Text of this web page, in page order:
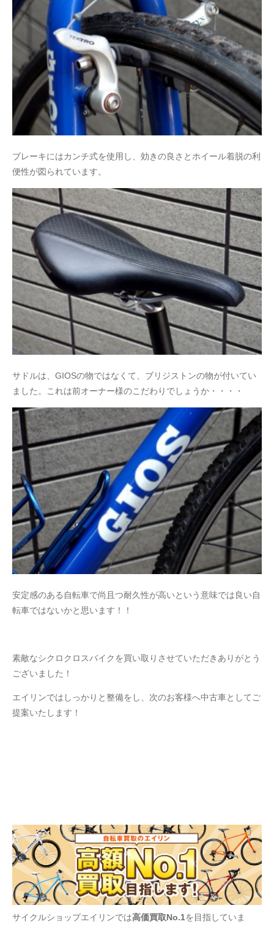
ブレーキにはカンチ式を使用し、効きの良さとホイール着脱の利
便性が図られています。
サドルは、GIOSの物ではなくて、ブリジストンの物が付いてい
ました。これは前オーナー様のこだわりでしょうか・・・・
安定感のある自転車で尚且つ耐久性が高いという意味では良い自
転車ではないかと思います！！
素敵なシクロクロスバイクを買い取りさせていただきありがとう
ございました！
エイリンではしっかりと整備をし、次のお客様へ中古車としてご
提案いたします！
サイクルショップエイリンでは高価買取No.1を目指していま